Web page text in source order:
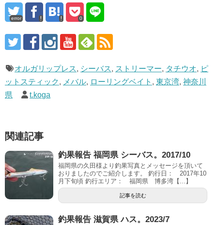
error 0
オルガリップレス, シーバス, ストリーマー, タチウオ, ピ
ットスティック , メバル, ローリングベイト , 東京湾, 神奈川
県
t.koga
関連記事
釣果報告 福岡県 シーバス。2017/10
福岡県の久田様より釣果写真とメッセージを頂いて
おりましたのでご紹介します。 釣行日： 2017年10
月下旬頃 釣行エリア： 福岡県 博多湾【...】
記事を読む
釣果報告 滋賀県 ハス。2023/7